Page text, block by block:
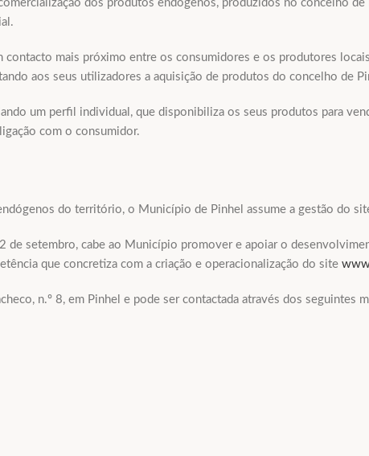
dos produtos endógenos, produzidos no concelho
mais próximo entre os consumidores e os produtores
aos seus utilizadores a aquisição de produtos do concelho de
um perfil individual, que disponibiliza os seus produtos para
com o consumidor.
do território, o Município de Pinhel assume a gestão do
setembro, cabe ao Município promover e apoiar o
que concretiza com a criação e operacionalização do site
n.º 8, em Pinhel e pode ser contactada através dos seguintes